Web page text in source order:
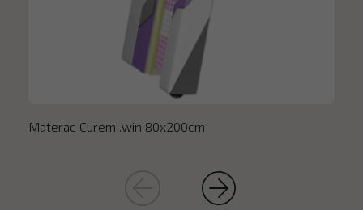
Materac Curem .win 80x200cm